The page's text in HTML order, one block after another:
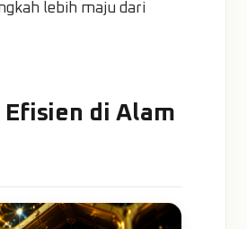
lebih maju dari
Efisien di Alam